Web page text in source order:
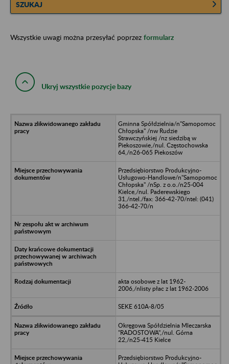
SZUKAJ
Wszystkie uwagi można przesyłać poprzez formularz
Ukryj wszystkie pozycje bazy
Gminna Spółdzielnia/n"Samopomoc
Chłopska" /nw Rudzie
Strawczyńskiej /nz siedzibą w
Piekoszowie,/nul. Częstochowska
64,/n26-065 Piekoszów
Przedsiębiorstwo Produkcyjno-
Usługowo-Handlowe/n"Samopomoc
Chłopska" /nSp. z o.o./n25-004
Kielce,/nul. Paderewskiego
31,/ntel./fax: 366-42-70/ntel: (041)
366-42-70/n
akta osobowe z lat 1962-
2006,/nlisty płac z lat 1962-2006
SEKE 610A-8/05
Okręgowa Spółdzielnia Mleczarska
"RADOSTOWA",/nul. Górna
22,/n25-415 Kielce
Przedsiębiorstwo Produkcyjno-